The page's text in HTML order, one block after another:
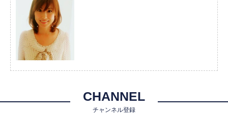
CHANNEL
チャンネル登録